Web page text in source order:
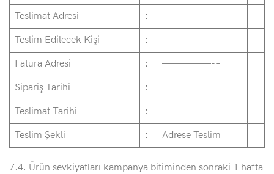
Teslimat Adresi : —————-–
Teslim Edilecek Kişi : —————-–
Fatura Adresi : —————-–
Sipariş Tarihi :
Teslimat Tarihi :
Teslim Şekli : Adrese Teslim
7.4. Ürün sevkiyatları kampanya bitiminden sonraki 1 hafta